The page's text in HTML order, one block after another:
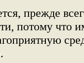
прежде
потому что